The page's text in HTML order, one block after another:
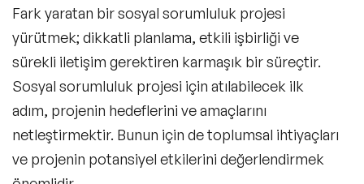
Fark Yaratan Bir Sosyal Sorumluluk
Projesi Nasıl Tanıtılır?
Fark yaratan birsosyal sorumluluk projesi
yürütmek; dikkatli planlama, etkili işbirliği ve
sürekli iletişim gerektiren karmaşık bir süreçtir.
Sosyal sorumluluk projesi için atılabilecek ilk
adım, projenin hedeflerini ve amaçlarını
netleştirmektir. Bunun için de toplumsal ihtiyaçları
ve projenin potansiyel etkilerini değerlendirmek